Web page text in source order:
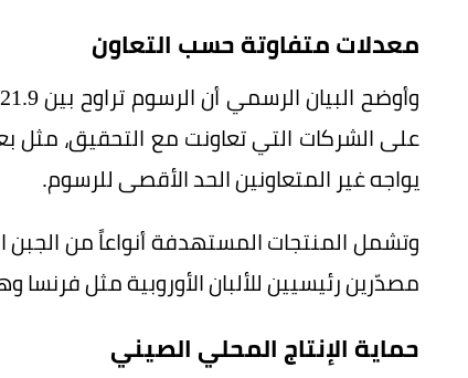
معدلات متفاوتة حسب التعاون
على الشركات التي تعاونت مع التحقيق، مثل
يواجه غير المتعاونين الحد الأقصى للرسوم.
وتشمل المنتجات المستهدفة أنواعاً من الجبن
مصدّرين رئيسيين للألبان الأوروبية مثل فرنسا
حماية الإنتاج المحلي الصيني